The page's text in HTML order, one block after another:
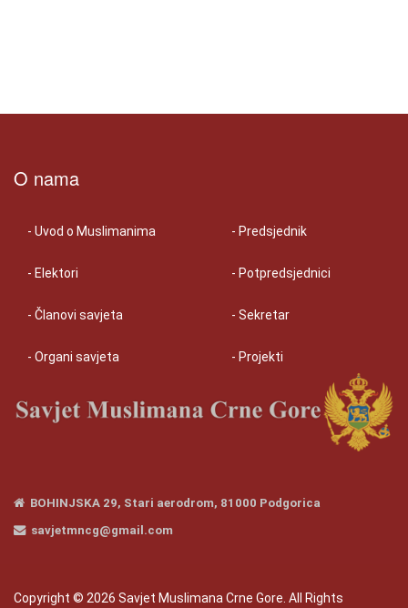
O nama
- Uvod o Muslimanima
- Elektori
- Članovi savjeta
- Organi savjeta
- Predsjednik
- Potpredsjednici
- Sekretar
- Projekti
BOHINJSKA 29, Stari aerodrom, 81000 Podgorica
savjetmncg@gmail.com
Copyright © 2026 Savjet Muslimana Crne Gore. All Rights